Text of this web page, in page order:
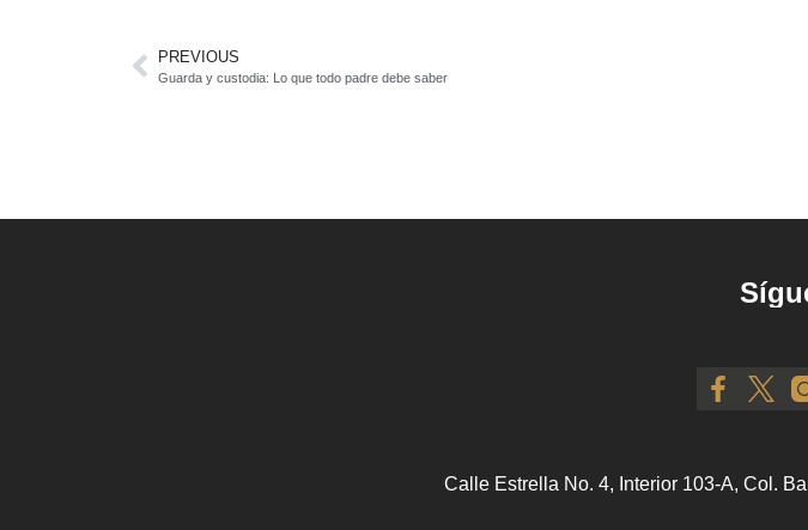
PREVIOUS
Guarda y custodia: Lo que todo padre debe saber
Calle Estrella No. 4, Interior 103-A, Col.